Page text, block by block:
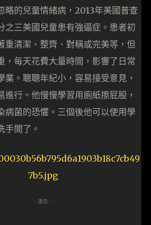
略的兒童情緒病，2013年美國普查
之三美國兒童患有強逼症。患者初
重清潔、整齊、對稱或完美等，但
，每天花費大量時間，影響了日常
業。聰聰年紀小，容易接受意見，
進行。他慢慢學習用廁紙擦屁股，
病菌的恐懼。三個後他可以使用學
手間了。
- 廣告 -